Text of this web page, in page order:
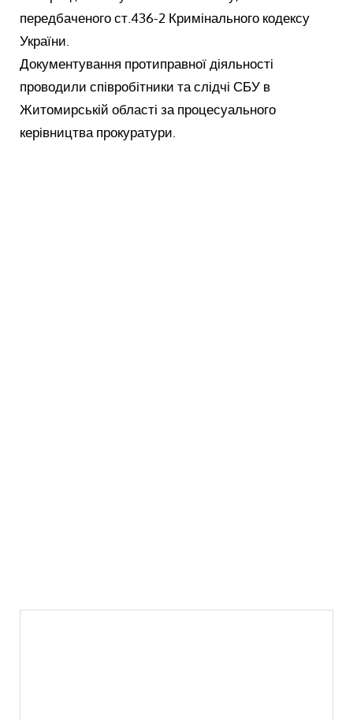
передбаченого ст.436-2 Кримінального кодексу
України.
Документування протиправної діяльності
проводили співробітники та слідчі СБУ в
Житомирській області за процесуального
керівництва прокуратури.